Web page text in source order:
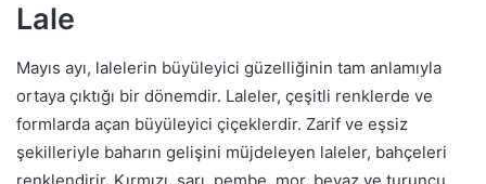
Lale
Mayıs ayı, lalelerin büyüleyici güzelliğinin tam anlamıyla
ortaya çıktığı bir dönemdir. Laleler, çeşitli renklerde ve
formlarda açan büyüleyici çiçeklerdir. Zarif ve eşsiz
şekilleriyle baharın gelişini müjdeleyen laleler, bahçeleri
renklendirir. Kırmızı, sarı, pembe, mor, beyaz ve turuncu